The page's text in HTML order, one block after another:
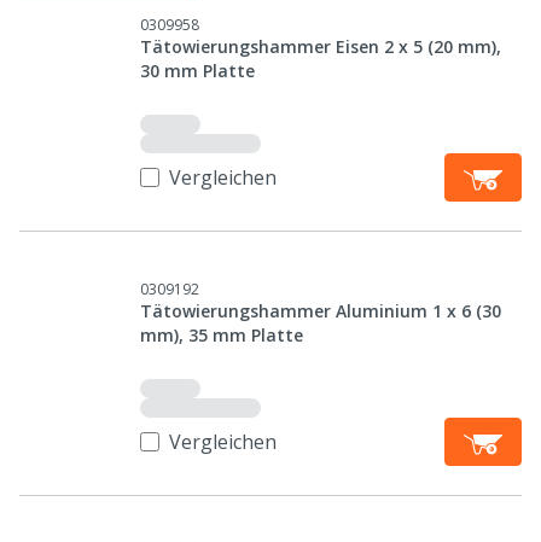
0309958
Tätowierungshammer Eisen 2 x 5 (20 mm),
30 mm Platte
Vergleichen
0309192
Tätowierungshammer Aluminium 1 x 6 (30
mm), 35 mm Platte
Vergleichen